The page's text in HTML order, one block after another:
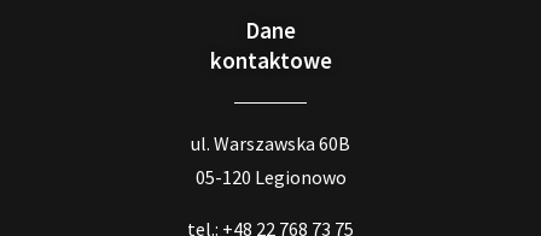
Dane
kontaktowe
ul. Warszawska 60B
05-120 Legionowo
tel.: +48 22 768 73 75